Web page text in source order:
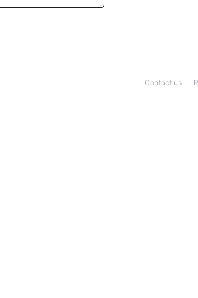
Contact us